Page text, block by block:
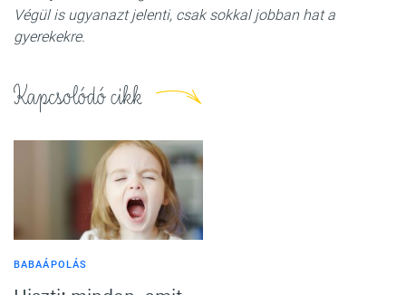
Végül is ugyanazt jelenti, csak sokkal jobban hat a
gyerekekre.
Kapcsolódó cikk
BABAÁPOLÁS